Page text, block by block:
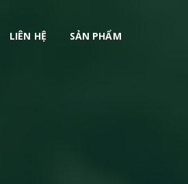
LIÊN HỆ SẢN PHẨM